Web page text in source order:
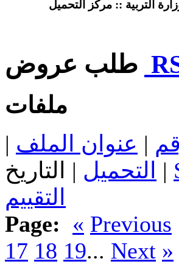
ملفات
| عنوان الملف |
التحميل | التاريخ |
التقييم
Page: « Previous
17 18 19... Next »